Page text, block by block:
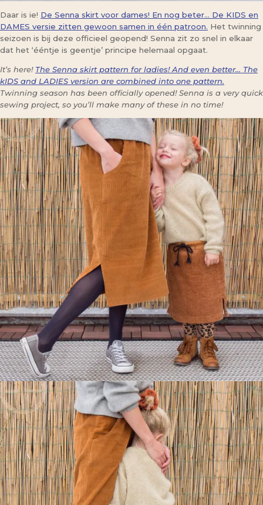
Daar is ie! De Senna skirt voor dames! En nog beter… De KIDS en
DAMES versie zitten gewoon samen in één patroon. Het twinning
seizoen is bij deze officieel geopend! Senna zit zo snel in elkaar
dat het ‘ééntje is geentje’ principe helemaal opgaat.
It’s here! The Senna skirt pattern for ladies! And even better… The
kIDS and LADIES version are combined into one pattern.
Twinning season has been officially opened! Senna is a very quick
sewing project, so you’ll make many of these in no time!